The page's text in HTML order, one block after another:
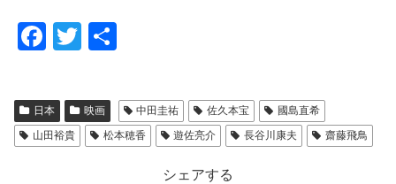
F
c
e
b
T
tt
er
日本 映画 中田圭祐 佐久本宝
國島直希
山田裕貴
松本穂香 遊佐亮介 長谷川康夫 齋藤飛鳥
シェアする